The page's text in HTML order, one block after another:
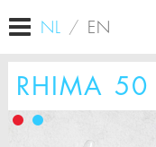
NL / EN
RHIMA 50